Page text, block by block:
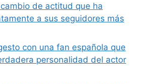
de actitud que ha
a sus seguidores más
con una fan española que
personalidad del actor